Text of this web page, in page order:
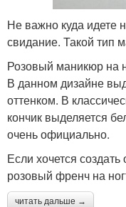
Не важно куда идете
свидание. Такой тип
Розовый маникюр на
В данном дизайне
оттенком. В
кончик выделяется
очень официально.
Если хочется
розовый френч на
читать дальше →